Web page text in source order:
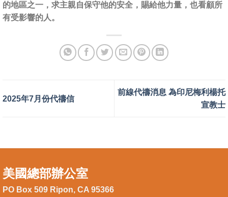
的地區之一，求主親自保守他的安全，賜給他力量，也看顧所
有受影響的人。
2025年7月份代禱信
前線代禱消息 為印尼梅利楊托
宣教士
美國總部辦公室
PO Box 509 Ripon, CA 95366